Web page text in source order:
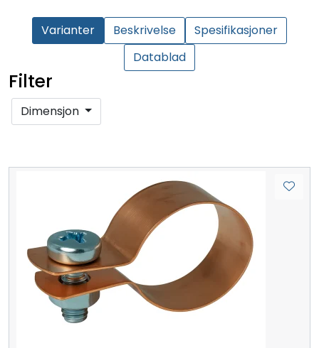
Varianter Beskrivelse
Spesifikasjoner
Datablad
Filter
Dimensjon